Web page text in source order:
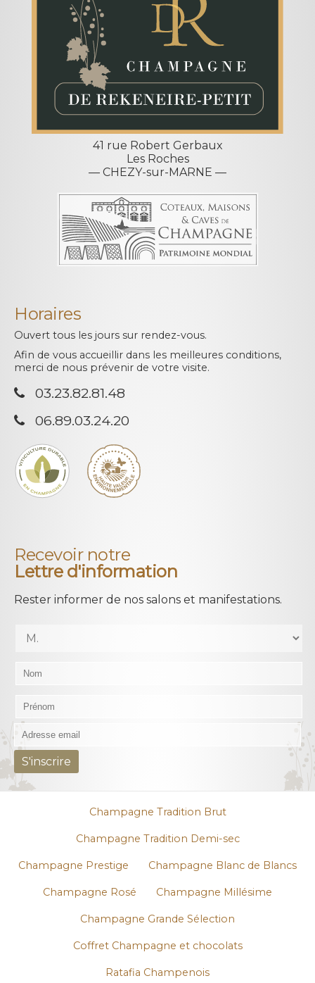
41 rue Robert Gerbaux
Les Roches
— CHEZY-sur-MARNE —
Horaires
Ouvert tous les jours sur rendez-vous.
Afin de vous accueillir dans les meilleures conditions,
merci de nous prévenir de votre visite.
03.23.82.81.48
06.89.03.24.20
Recevoir notre
Lettre d'information
Rester informer de nos salons et manifestations.
Champagne Tradition Brut
Champagne Tradition Demi-sec
Champagne Prestige Champagne Blanc de Blancs
Champagne Rosé Champagne Millésime
Champagne Grande Sélection
Coffret Champagne et chocolats
Ratafia Champenois